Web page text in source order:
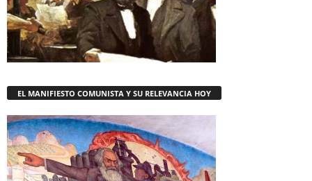
EL MANIFIESTO COMUNISTA Y SU RELEVANCIA HOY